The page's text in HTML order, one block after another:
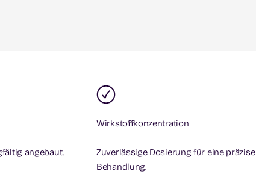
angebaut.
Wirkstoffkonzentration
Zuverlässige Dosierung für eine präzise
Behandlung.